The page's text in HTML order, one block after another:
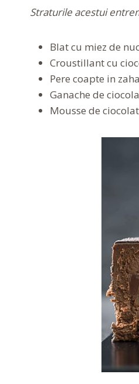
Straturile acestui
Blat cu miez de
Croustillant cu
Pere coapte in
Ganache de
Mousse de